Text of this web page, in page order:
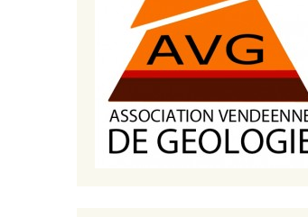
Lames minces de roches